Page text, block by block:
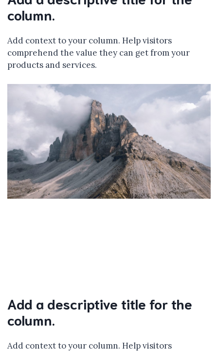
column.
Add context to your column. Help visitors
comprehend the value they can get from your
products and services.
Add a descriptive title for the
column.
Add context to your column. Help visitors